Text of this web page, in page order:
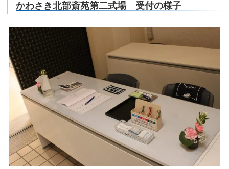
かわさき北部斎苑第二式場 受付の様子